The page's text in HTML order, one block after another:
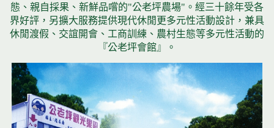
態、親自採果、新鮮品嚐的"公老坪農場"。經三十餘年受各
界好評，另擴大服務提供現代休閒更多元性活動設計，兼具
休閒渡假、交誼開會、工商訓練、農村生態等多元性活動的
『公老坪會館』。